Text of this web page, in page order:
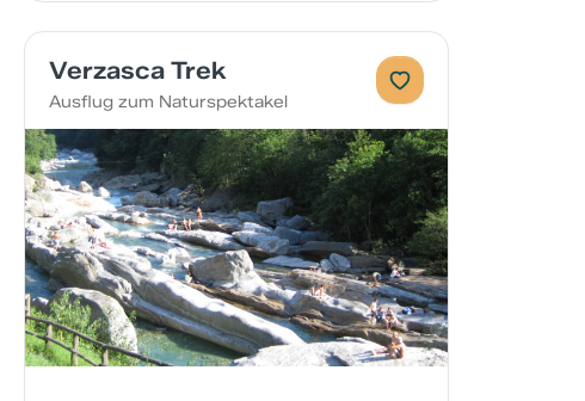
Verzasca Trek
Ausflug zum Naturspektakel